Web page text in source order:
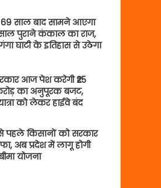
69 साल बाद सामने आएगा
पुराने कंकाल का राज,
गंगा घाटी के इतिहास से उठेगा
आज पेश करेगी ₹25
का अनुपूरक बजट,
को लेकर हाईवे बंद
पहले किसानों को सरकार
अब प्रदेश में लागू होगी
योजना